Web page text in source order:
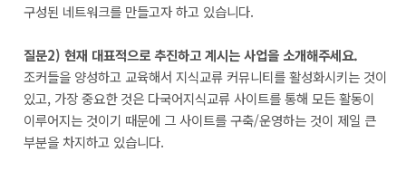
구성된 네트워크를 만들고자 하고 있습니다.
질문2) 현재 대표적으로 추진하고 계시는 사업을 소개해주세요.
조커들을 양성하고 교육해서 지식교류 커뮤니티를 활성화시키는 것이
있고, 가장 중요한 것은 다국어지식교류 사이트를 통해 모든 활동이
이루어지는 것이기 때문에 그 사이트를 구축/운영하는 것이 제일 큰
부분을 차지하고 있습니다.